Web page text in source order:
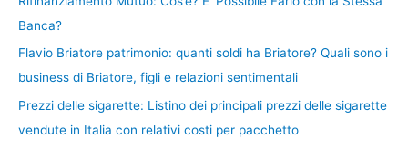
Banca?
Flavio Briatore patrimonio: quanti soldi ha Briatore? Quali sono i
business di Briatore, figli e relazioni sentimentali
Prezzi delle sigarette: Listino dei principali prezzi delle sigarette
vendute in Italia con relativi costi per pacchetto